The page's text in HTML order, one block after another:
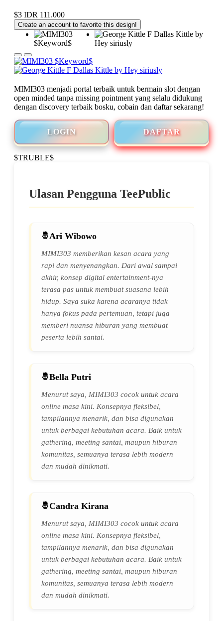
$3 IDR 111.000
Create an account to favorite this design!
MIMI303 menjadi portal terbaik untuk bermain slot dengan
open minded tanpa missing pointment yang selalu didukung
dengan discovery terbaik bosku, cobain dan daftar sekarang!
LOGIN DAFTAR
$TRUBLE$
Ulasan Pengguna TeePublic
Ari Wibowo
MIMI303 memberikan kesan acara yang
rapi dan menyenangkan. Dari awal sampai
akhir, konsep digital entertainment-nya
terasa pas untuk membuat suasana lebih
hidup. Saya suka karena acaranya tidak
hanya fokus pada pertemuan, tetapi juga
memberi nuansa hiburan yang membuat
peserta lebih santai.
Bella Putri
Menurut saya, MIMI303 cocok untuk acara
online masa kini. Konsepnya fleksibel,
tampilannya menarik, dan bisa digunakan
untuk berbagai kebutuhan acara. Baik untuk
gathering, meeting santai, maupun hiburan
komunitas, semuanya terasa lebih modern
dan mudah dinikmati.
Candra Kirana
Menurut saya, MIMI303 cocok untuk acara
online masa kini. Konsepnya fleksibel,
tampilannya menarik, dan bisa digunakan
untuk berbagai kebutuhan acara. Baik untuk
gathering, meeting santai, maupun hiburan
komunitas, semuanya terasa lebih modern
dan mudah dinikmati.